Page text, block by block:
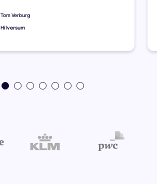
Tom Verburg
Hilversum